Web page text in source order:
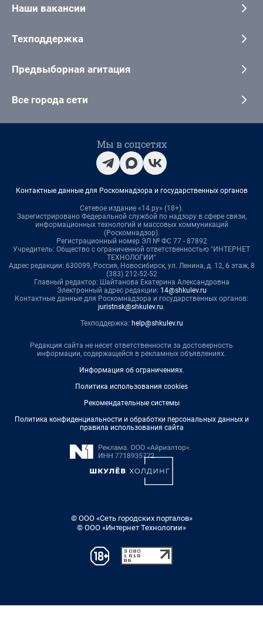
Наши вакансии
Техподдержка
Предвыборная агитация
Все города сети
Мы в соцсетях
Контактные данные для Роскомнадзора и государственных органов
Сетевое издание «14.ру» (18+).
Зарегистрировано Федеральной службой по надзору в сфере связи,
информационных технологий и массовых коммуникаций
(Роскомнадзор).
Регистрационный номер ЭЛ № ФС 77 - 87892
Учредитель: Общество с ограниченной ответственностью "ИНТЕРНЕТ
ТЕХНОЛОГИИ"
Адрес редакции: 630099, Россия, Новосибирск, ул. Ленина, д. 12, 6 этаж, 8
(383) 212-52-52
Главный редактор: Шайтанова Екатерина Александровна
Электронный адрес редакции: 14@shkulev.ru
Контактные данные для Роскомнадзора и государственных органов:
juristnsk@shkulev.ru.
Техподдержка: help@shkulev.ru
Редакция сайта не несет ответственности за достоверность
информации, содержащейся в рекламных объявлениях.
Информация об ограничениях.
Политика использования cookies
Рекомендательные системы
Политика конфиденциальности и обработки персональных данных и
правила использования сайта
© ООО «Сеть городских порталов»
© ООО «Интернет Технологии»